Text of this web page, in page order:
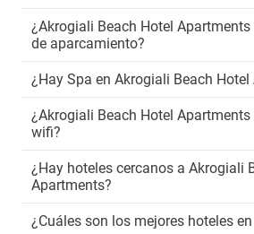
¿Akrogiali Beach Hotel
de aparcamiento?
¿Hay Spa en Akrogiali Beach
¿Akrogiali Beach Hotel
wifi?
¿Hay hoteles cercanos a Akrogiali
Apartments?
¿Cuáles son los mejores hoteles